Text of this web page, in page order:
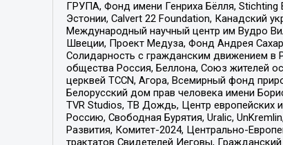
ГРУПА, Фонд имени Генриха Бёлля, Stichting
Эстонии, Calvert 22 Foundation, Канадский
Международный научный центр им Вудро
Швеции, Проект Медуза, Фонд Андрея
Солидарность с гражданским движением в
общества Россия, Беллона, Союз жителей
церквей TCCN, Агора, Всемирный фонд
Белорусский дом прав человека имени
TVR Studios, ТВ Дождь, Центр европейских
Россию, Свободная Бурятия, Uralic,
Развития, Комитет-2024, Центрально-
трактатов Свидетелей Иеговы,